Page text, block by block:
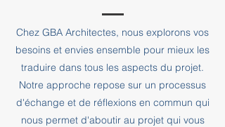
Chez GBA Architectes, nous explorons vos
besoins et envies ensemble pour mieux les
traduire dans tous les aspects du projet.
Notre approche repose sur un processus
d'échange et de réflexions en commun qui
nous permet d'aboutir au projet qui vous